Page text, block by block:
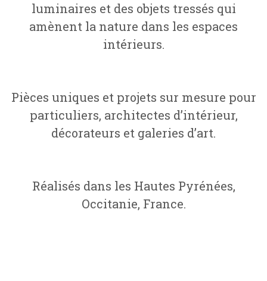
luminaires et des objets tressés qui
amènent la nature dans les espaces
intérieurs.
Pièces uniques et projets sur mesure pour
particuliers, architectes d’intérieur,
décorateurs et galeries d’art.
Réalisés dans les Hautes Pyrénées,
Occitanie, France.